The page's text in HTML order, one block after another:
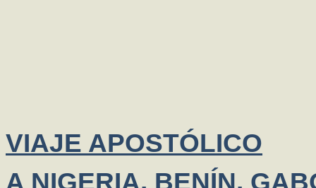
VIAJE APOSTÓLICO
A NIGERIA, BENÍN,